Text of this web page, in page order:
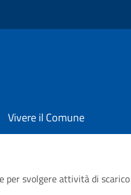
Vivere il Comune
svolgere attività di